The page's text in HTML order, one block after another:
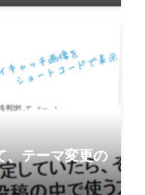
、テーマ変更の